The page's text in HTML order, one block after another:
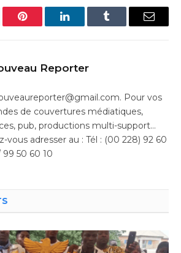
Pinterest LinkedInTumblr Email
Reporter
Pour vos
de couvertures médiatiques,
pub, productions multi-support…
vous adresser au : Tél : (00 228) 92 60
99 50 60 10